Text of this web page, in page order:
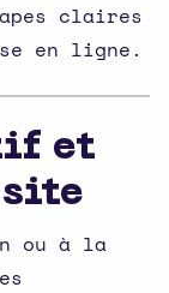
claires
en ligne.
et
ou à la